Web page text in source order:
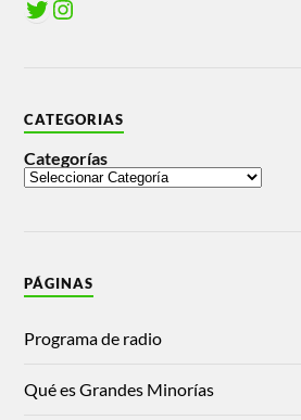
CATEGORIAS
Categorías
PÁGINAS
Programa de radio
Qué es Grandes Minorías